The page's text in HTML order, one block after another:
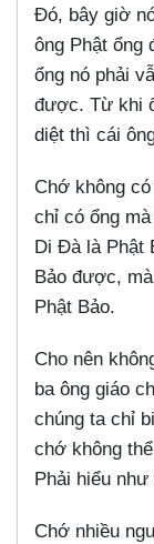
Đó, bây giờ
ông Phật ổng
ổng nó phải
được. Từ khi
diệt thì cái
Chớ không
chỉ có ổng
Di Đà là Phật
Bảo được,
Phật Bảo.
Cho nên
ba ông giáo
chúng ta chỉ
chớ không
Phải hiểu như
Chớ nhiều